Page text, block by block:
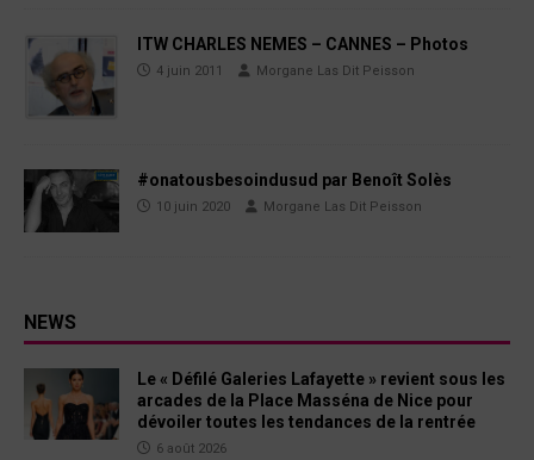
ITW CHARLES NEMES – CANNES – Photos
4 juin 2011 Morgane Las Dit Peisson
#onatousbesoindusud par Benoît Solès
10 juin 2020 Morgane Las Dit Peisson
NEWS
Le « Défilé Galeries Lafayette » revient sous les
arcades de la Place Masséna de Nice pour
dévoiler toutes les tendances de la rentrée
6 août 2026